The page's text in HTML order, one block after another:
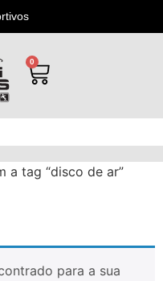
0
a tag “disco de ar”
para a sua